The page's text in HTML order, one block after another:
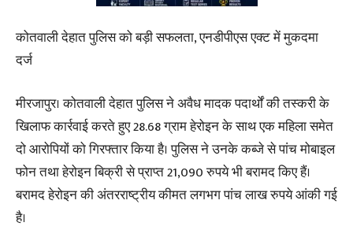
कोतवाली देहात पुलिस को बड़ी सफलता, एनडीपीएस एक्ट में मुकदमा
दर्ज
मीरजापुर। कोतवाली देहात पुलिस ने अवैध मादक पदार्थों की तस्करी के
खिलाफ कार्रवाई करते हुए 28.68 ग्राम हेरोइन के साथ एक महिला समेत
दो आरोपियों को गिरफ्तार किया है। पुलिस ने उनके कब्जे से पांच मोबाइल
फोन तथा हेरोइन बिक्री से प्राप्त 21,090 रुपये भी बरामद किए हैं।
बरामद हेरोइन की अंतरराष्ट्रीय कीमत लगभग पांच लाख रुपये आंकी गई
है।